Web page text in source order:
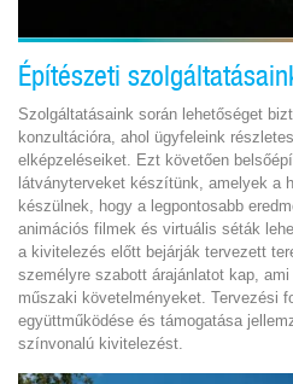
Építészeti
Szolgáltatásaink során lehetőséget
konzultációra, ahol ügyfeleink
elképzeléseiket. Ezt követően
látványterveket készítünk, amelyek a
készülnek, hogy a legpontosabb
animációs filmek és virtuális séták
a kivitelezés előtt bejárják tervezett
személyre szabott árajánlatot kap,
műszaki követelményeket. Tervezési
együttműködése és támogatása
színvonalú kivitelezést.